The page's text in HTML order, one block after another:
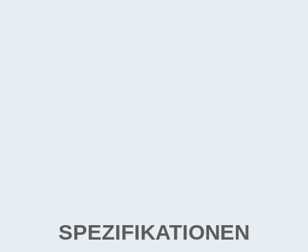
SPEZIFIKATIONEN